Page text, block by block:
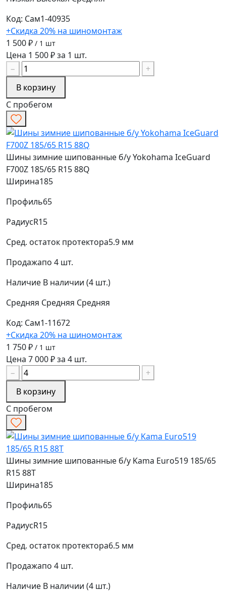
Код: Сам1-40935
+Скидка 20% на шиномонтаж
1 500 ₽ / 1 шт
Цена 1 500 ₽ за 1 шт.
−
+
В корзину
С пробегом
Шины зимние шипованные б/у Yokohama IceGuard
F700Z 185/65 R15 88Q
Ширина185
Профиль65
РадиусR15
Сред. остаток протектора5.9 мм
Продажапо 4 шт.
Наличие В наличии (4 шт.)
Средняя Средняя Средняя
Код: Сам1-11672
+Скидка 20% на шиномонтаж
1 750 ₽ / 1 шт
Цена 7 000 ₽ за 4 шт.
−
+
В корзину
С пробегом
Шины зимние шипованные б/у Kama Euro519 185/65
R15 88T
Ширина185
Профиль65
РадиусR15
Сред. остаток протектора6.5 мм
Продажапо 4 шт.
Наличие В наличии (4 шт.)